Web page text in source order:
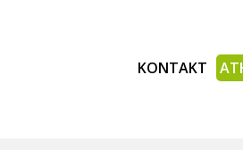
KONTAKT